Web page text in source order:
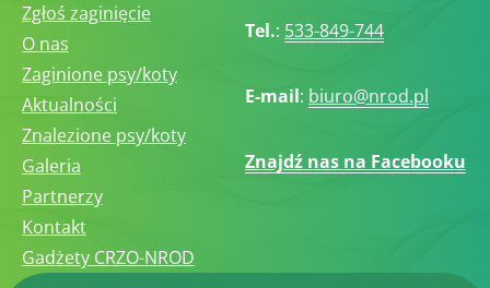
Zgłoś zaginięcie
O nas
Zaginione psy/koty
Aktualności
Znalezione psy/koty
Galeria
Partnerzy
Kontakt
Gadżety CRZO-NROD
Tel.: 533-849-744
E-mail: biuro@nrod.pl
Znajdź nas na Facebooku